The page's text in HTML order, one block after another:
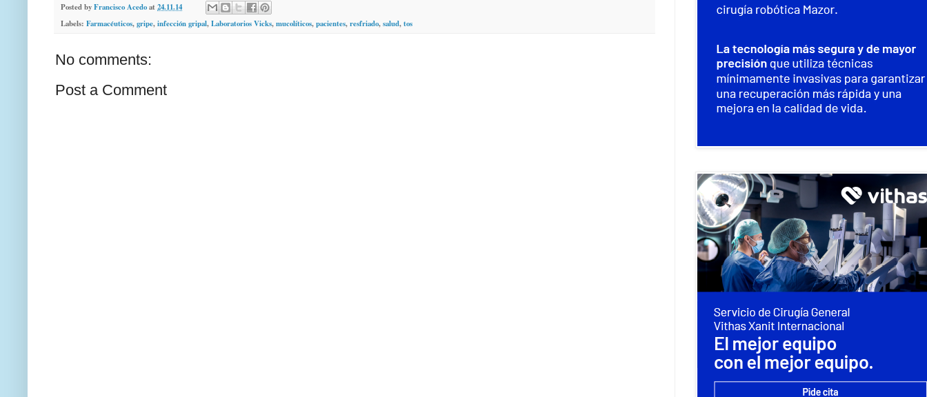
Posted byFrancisco Acedoat 24.11.14
Labels: Farmacéuticos,gripe,infección gripal,Laboratorios Vicks,mucolíticos,pacientes,resfriado,salud,tos
No comments:
Post a Comment